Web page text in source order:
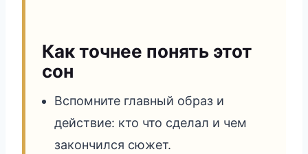
Как точнее понять этот
сон
Вспомните главный образ и
действие: кто что сделал и чем
закончился сюжет.